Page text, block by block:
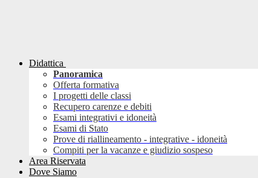
Didattica
Panoramica
Offerta formativa
I progetti delle classi
Recupero carenze e debiti
Esami integrativi e idoneità
Esami di Stato
Prove di riallineamento - integrative - idoneità
Compiti per la vacanze e giudizio sospeso
Area Riservata
Dove Siamo